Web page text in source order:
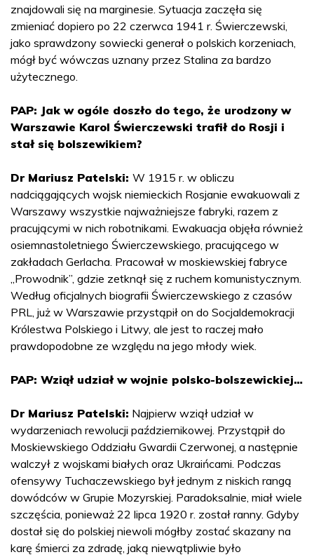
znajdowali się na marginesie. Sytuacja zaczęła się
zmieniać dopiero po 22 czerwca 1941 r. Świerczewski,
jako sprawdzony sowiecki generał o polskich korzeniach,
mógł być wówczas uznany przez Stalina za bardzo
użytecznego.
PAP: Jak w ogóle doszło do tego, że urodzony w
Warszawie Karol Świerczewski trafił do Rosji i
stał się bolszewikiem?
Dr Mariusz Patelski: W 1915 r. w obliczu
nadciągających wojsk niemieckich Rosjanie ewakuowali z
Warszawy wszystkie najważniejsze fabryki, razem z
pracującymi w nich robotnikami. Ewakuacja objęła również
osiemnastoletniego Świerczewskiego, pracującego w
zakładach Gerlacha. Pracował w moskiewskiej fabryce
„Prowodnik”, gdzie zetknął się z ruchem komunistycznym.
Według oficjalnych biografii Świerczewskiego z czasów
PRL, już w Warszawie przystąpił on do Socjaldemokracji
Królestwa Polskiego i Litwy, ale jest to raczej mało
prawdopodobne ze względu na jego młody wiek.
PAP: Wziął udział w wojnie polsko-bolszewickiej…
Dr Mariusz Patelski: Najpierw wziął udział w
wydarzeniach rewolucji październikowej. Przystąpił do
Moskiewskiego Oddziału Gwardii Czerwonej, a następnie
walczył z wojskami białych oraz Ukraińcami. Podczas
ofensywy Tuchaczewskiego był jednym z niskich rangą
dowódców w Grupie Mozyrskiej. Paradoksalnie, miał wiele
szczęścia, ponieważ 22 lipca 1920 r. został ranny. Gdyby
dostał się do polskiej niewoli mógłby zostać skazany na
karę śmierci za zdradę, jaką niewątpliwie było